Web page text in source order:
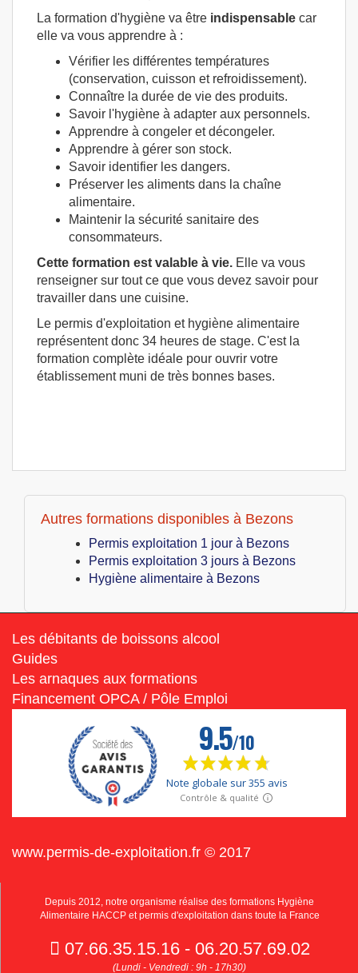
La formation d'hygiène va être indispensable car
elle va vous apprendre à :
Vérifier les différentes températures
(conservation, cuisson et refroidissement).
Connaître la durée de vie des produits.
Savoir l'hygiène à adapter aux personnels.
Apprendre à congeler et décongeler.
Apprendre à gérer son stock.
Savoir identifier les dangers.
Préserver les aliments dans la chaîne
alimentaire.
Maintenir la sécurité sanitaire des
consommateurs.
Cette formation est valable à vie. Elle va vous
renseigner sur tout ce que vous devez savoir pour
travailler dans une cuisine.
Le permis d'exploitation et hygiène alimentaire
représentent donc 34 heures de stage. C'est la
formation complète idéale pour ouvrir votre
établissement muni de très bonnes bases.
Autres formations disponibles à Bezons
Permis exploitation 1 jour à Bezons
Permis exploitation 3 jours à Bezons
Hygiène alimentaire à Bezons
Les débitants de boissons alcool
Guides
Les arnaques aux formations
Financement OPCA / Pôle Emploi
www.permis-de-exploitation.fr © 2017
Depuis 2012, notre organisme réalise des formations Hygiène
Alimentaire HACCP et permis d'exploitation dans toute la France
07.66.35.15.16 - 06.20.57.69.02
(Lundi - Vendredi : 9h - 17h30)